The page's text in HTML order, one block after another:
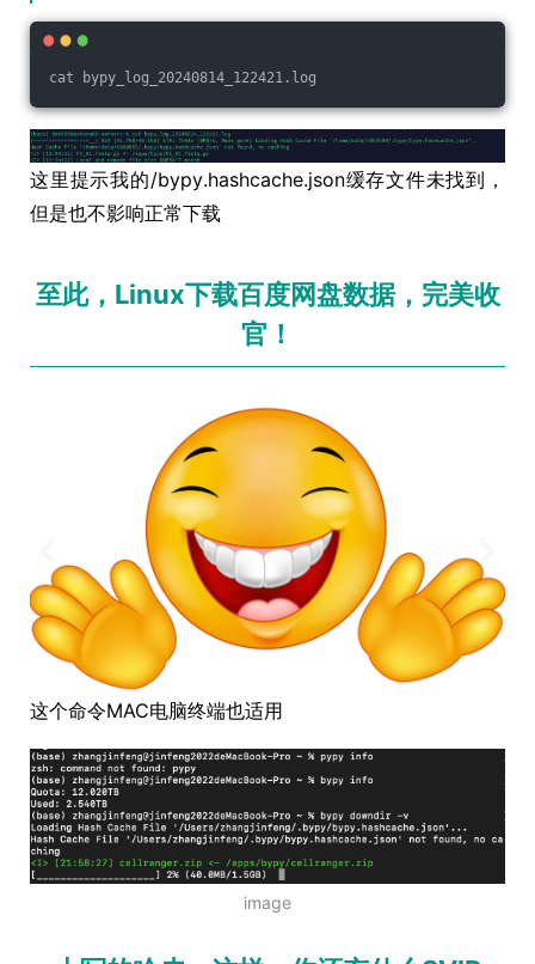
cat bypy_log_20240814_122421.log
这里提示我的/bypy.hashcache.json缓存文件未找到，
但是也不影响正常下载
至此，Linux下载百度网盘数据，完美收
官！
这个命令MAC电脑终端也适用
image